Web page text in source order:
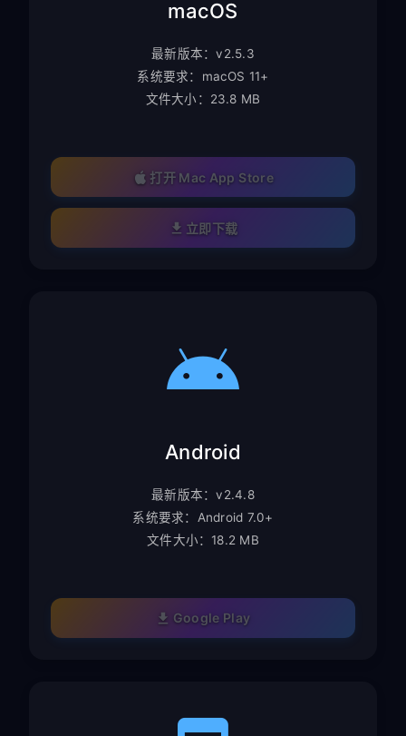
macOS
最新版本：v2.5.3
系统要求：macOS 11+
文件大小：23.8 MB
打开 Mac App Store
立即下载
Android
最新版本：v2.4.8
系统要求：Android 7.0+
文件大小：18.2 MB
Google Play